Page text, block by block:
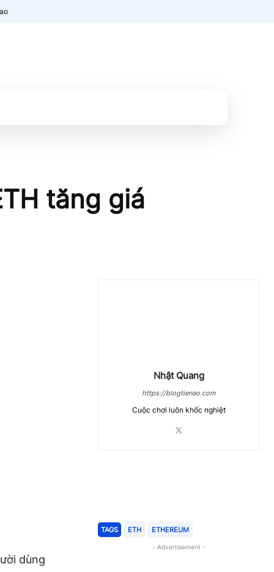
tăng giá
dùng
Nhật Quang
https://blogtienao.com
Cuộc chơi luôn khốc nghiệt
TAGS ETH ETHEREUM
- Advertisement -